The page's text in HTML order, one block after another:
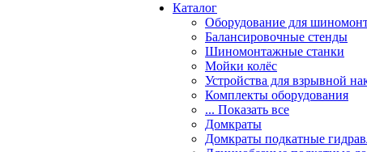
Каталог
Оборудование для
Балансировочные стенды
Шиномонтажные станки
Мойки колёс
Устройства для взрывной
Комплекты оборудования
... Показать все
Домкраты
Домкраты подкатные